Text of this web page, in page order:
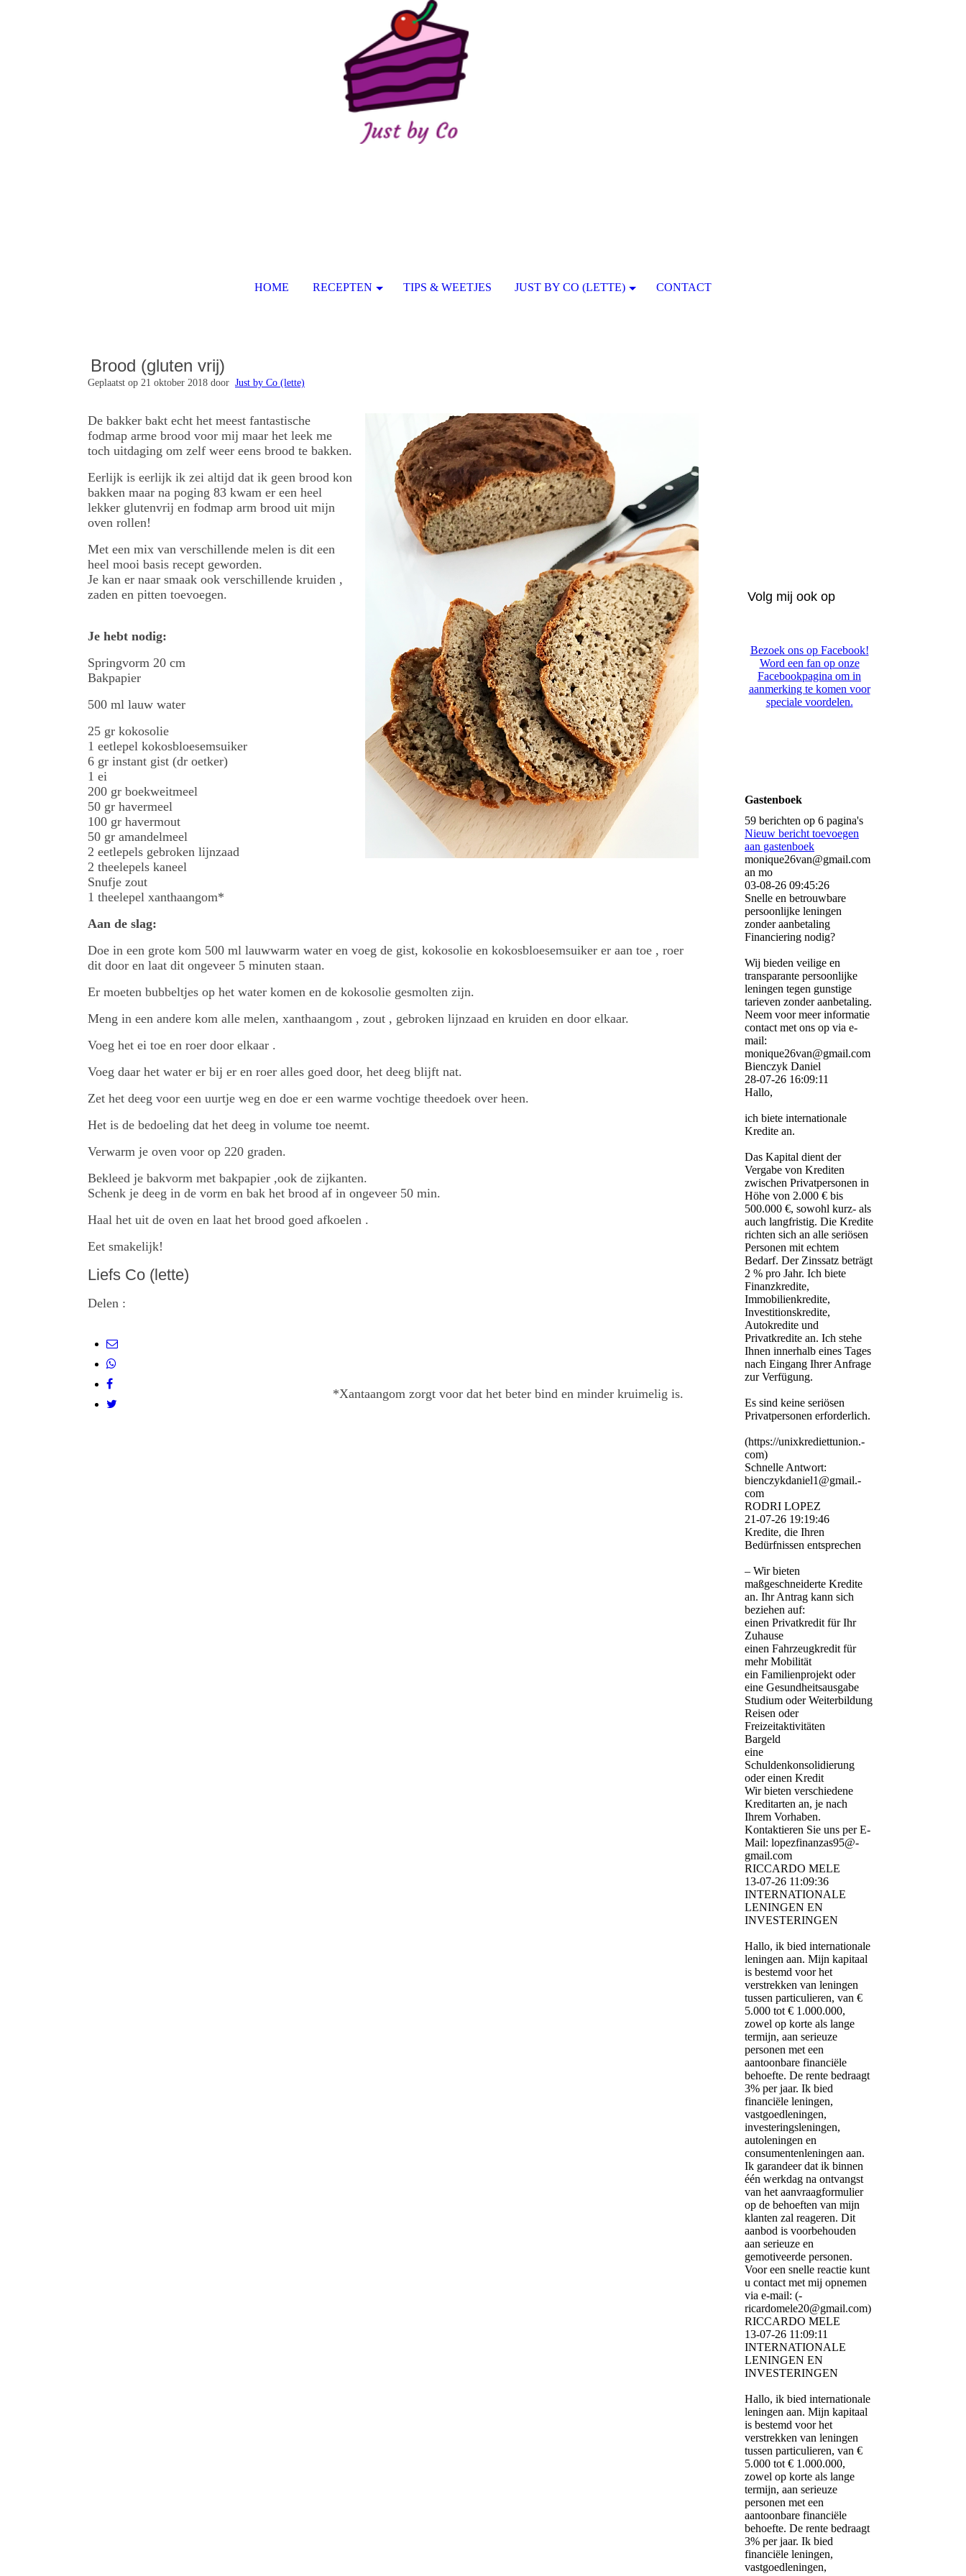
HOME RECEPTEN TIPS & WEETJES JUST BY CO (LETTE) CONTACT
Brood (gluten vrij)
Geplaatst op 21 oktober 2018 door Just by Co (lette)
De bakker bakt echt het meest fantastische
fodmap arme brood voor mij maar het leek me
toch uitdaging om zelf weer eens brood te bakken.
Eerlijk is eerlijk ik zei altijd dat ik geen brood kon
bakken maar na poging 83 kwam er een heel
lekker glutenvrij en fodmap arm brood uit mijn
oven rollen!
Met een mix van verschillende melen is dit een
heel mooi basis recept geworden.
Je kan er naar smaak ook verschillende kruiden ,
zaden en pitten toevoegen.
Je hebt nodig:
Springvorm 20 cm
Bakpapier
500 ml lauw water
25 gr kokosolie
1 eetlepel kokosbloesemsuiker
6 gr instant gist (dr oetker)
1 ei
200 gr boekweitmeel
50 gr havermeel
100 gr havermout
50 gr amandelmeel
2 eetlepels gebroken lijnzaad
2 theelepels kaneel
Snufje zout
1 theelepel xanthaangom*
Aan de slag:
Doe in een grote kom 500 ml lauwwarm water en voeg de gist, kokosolie en kokosbloesemsuiker er aan toe , roer
dit door en laat dit ongeveer 5 minuten staan.
Er moeten bubbeltjes op het water komen en de kokosolie gesmolten zijn.
Meng in een andere kom alle melen, xanthaangom , zout , gebroken lijnzaad en kruiden en door elkaar.
Voeg het ei toe en roer door elkaar .
Voeg daar het water er bij er en roer alles goed door, het deeg blijft nat.
Zet het deeg voor een uurtje weg en doe er een warme vochtige theedoek over heen.
Het is de bedoeling dat het deeg in volume toe neemt.
Verwarm je oven voor op 220 graden.
Bekleed je bakvorm met bakpapier ,ook de zijkanten.
Schenk je deeg in de vorm en bak het brood af in ongeveer 50 min.
Haal het uit de oven en laat het brood goed afkoelen .
Eet smakelijk!
Liefs Co (lette)
Delen :
*Xantaangom zorgt voor dat het beter bind en minder kruimelig is.
Volg mij ook op
Bezoek ons op Facebook!
Word een fan op onze
Facebookpagina om in
aanmerking te komen voor
speciale voordelen.
Gastenboek
59 berichten op 6 pagina's
Nieuw bericht toevoegen
aan gastenboek
monique26van@gmail.com
an mo
03-08-26 09:45:26
Snelle en betrouwbare
persoonlijke leningen
zonder aanbetaling
Financiering nodig?
Wij bieden veilige en
transparante persoonlijke
leningen tegen gunstige
tarieven zonder aanbetaling.
Neem voor meer informatie
contact met ons op via e-
mail:
monique26van@gmail.com
Bienczyk Daniel
28-07-26 16:09:11
Hallo,
ich biete internationale
Kredite an.
Das Kapital dient der
Vergabe von Krediten
zwischen Privatpersonen in
Höhe von 2.000 € bis
500.000 €, sowohl kurz- als
auch langfristig. Die Kredite
richten sich an alle seriösen
Personen mit echtem
Bedarf. Der Zinssatz beträgt
2 % pro Jahr. Ich biete
Finanzkredite,
Immobilienkredite,
Investitionskredite,
Autokredite und
Privatkredite an. Ich stehe
Ihnen innerhalb eines Tages
nach Eingang Ihrer Anfrage
zur Verfügung.
Es sind keine seriösen
Privatpersonen erforderlich.
(­https:­//­unixkrediettunion.­
com)­
Schnelle Antwort:
bienczykdaniel1@­gmail.­
com
RODRI LOPEZ
21-07-26 19:19:46
Kredite, die Ihren
Bedürfnissen entsprechen
– Wir bieten
maßgeschneiderte Kredite
an. Ihr Antrag kann sich
beziehen auf:
einen Privatkredit für Ihr
Zuhause
einen Fahrzeugkredit für
mehr Mobilität
ein Familienprojekt oder
eine Gesundheitsausgabe
Studium oder Weiterbildung
Reisen oder
Freizeitaktivitäten
Bargeld
eine
Schuldenkonsolidierung
oder einen Kredit
Wir bieten verschiedene
Kreditarten an, je nach
Ihrem Vorhaben.
Kontaktieren Sie uns per E-
Mail: lopezfinanzas95@­
gmail.­com
RICCARDO MELE
13-07-26 11:09:36
INTERNATIONALE
LENINGEN EN
INVESTERINGEN
Hallo, ik bied internationale
leningen aan. Mijn kapitaal
is bestemd voor het
verstrekken van leningen
tussen particulieren, van €
5.000 tot € 1.000.000,
zowel op korte als lange
termijn, aan serieuze
personen met een
aantoonbare financiële
behoefte. De rente bedraagt ​​
3% per jaar. Ik bied
financiële leningen,
vastgoedleningen,
investeringsleningen,
autoleningen en
consumentenleningen aan.
Ik garandeer dat ik binnen
één werkdag na ontvangst
van het aanvraagformulier
op de behoeften van mijn
klanten zal reageren. Dit
aanbod is voorbehouden
aan serieuze en
gemotiveerde personen.
Voor een snelle reactie kunt
u contact met mij opnemen
via e-mail: (­
ricardomele20@­gmail.­com)­
RICCARDO MELE
13-07-26 11:09:11
INTERNATIONALE
LENINGEN EN
INVESTERINGEN
Hallo, ik bied internationale
leningen aan. Mijn kapitaal
is bestemd voor het
verstrekken van leningen
tussen particulieren, van €
5.000 tot € 1.000.000,
zowel op korte als lange
termijn, aan serieuze
personen met een
aantoonbare financiële
behoefte. De rente bedraagt ​​
3% per jaar. Ik bied
financiële leningen,
vastgoedleningen,